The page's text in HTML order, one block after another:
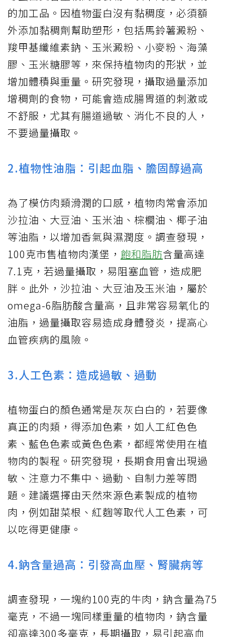
的加工品。因植物蛋白沒有黏稠度，必須額
外添加黏稠劑幫助塑形，包括馬鈴薯澱粉、
羧甲基纖維素鈉、玉米澱粉、小麥粉、海藻
膠、玉米糖膠等，來保持植物肉的形狀，並
增加體積與重量。研究發現，攝取過量添加
增稠劑的食物，可能會造成腸胃道的刺激或
不舒服，尤其有腸道過敏、消化不良的人，
不要過量攝取。
2.植物性油脂：引起血脂、膽固醇過高
為了模仿肉類滑潤的口感，植物肉常會添加
沙拉油、大豆油、玉米油、棕櫚油、椰子油
等油脂，以增加香氣與濕潤度。調查發現，
100克市售植物肉漢堡， 飽和脂肪含量高達
7.1克，若過量攝取，易阻塞血管，造成肥
胖。此外，沙拉油、大豆油及玉米油，屬於
omega-6脂肪酸含量高，且非常容易氧化的
油脂，過量攝取容易造成身體發炎，提高心
血管疾病的風險。
3.人工色素：造成過敏、過動
植物蛋白的顏色通常是灰灰白白的，若要像
真正的肉類，得添加色素，如人工紅色色
素、藍色色素或黃色色素，都經常使用在植
物肉的製程。研究發現，長期食用會出現過
敏、注意力不集中、過動、自制力差等問
題。建議選擇由天然來源色素製成的植物
肉，例如甜菜根、紅麴等取代人工色素，可
以吃得更健康。
4.鈉含量過高：引發高血壓、腎臟病等
調查發現，一塊約100克的牛肉，鈉含量為75
毫克，不過一塊同樣重量的植物肉，鈉含量
卻高達300多毫克，長期攝取，易引起高血